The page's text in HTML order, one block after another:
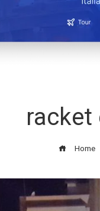
racket
Home